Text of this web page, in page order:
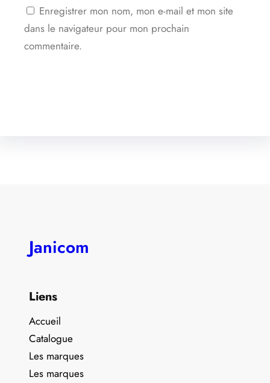
Enregistrer mon nom, mon e-mail et mon site
dans le navigateur pour mon prochain
commentaire.
Janicom
Liens
Accueil
Catalogue
Les marques
Les marques